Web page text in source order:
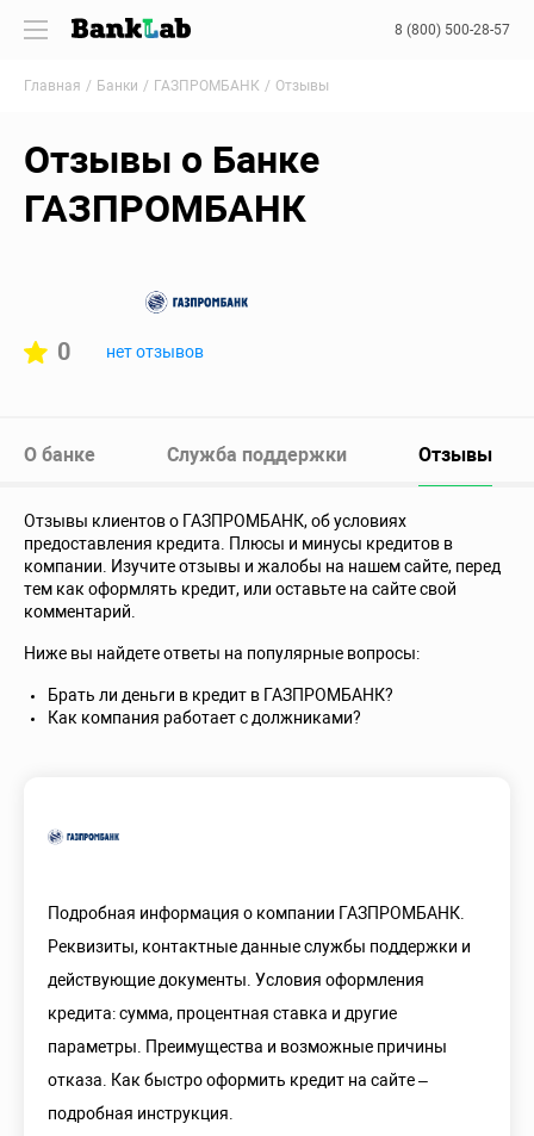
8 (800) 500-28-57
Главная Банки ГАЗПРОМБАНК Отзывы
Отзывы о Банке
ГАЗПРОМБАНК
0 нет отзывов
О банке Служба поддержки Отзывы
Отзывы клиентов о ГАЗПРОМБАНК, об условиях
предоставления кредита. Плюсы и минусы кредитов в
компании. Изучите отзывы и жалобы на нашем сайте, перед
тем как оформлять кредит, или оставьте на сайте свой
комментарий.
Ниже вы найдете ответы на популярные вопросы:
Брать ли деньги в кредит в ГАЗПРОМБАНК?
Как компания работает с должниками?
Подробная информация о компании ГАЗПРОМБАНК.
Реквизиты, контактные данные службы поддержки и
действующие документы. Условия оформления
кредита: сумма, процентная ставка и другие
параметры. Преимущества и возможные причины
отказа. Как быстро оформить кредит на сайте –
подробная инструкция.